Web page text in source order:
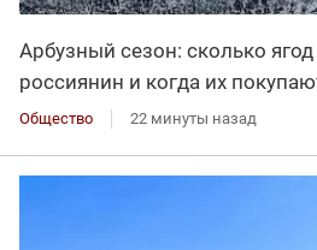
Арбузный сезон: сколько
россиянин и когда их
Общество 22 минуты назад